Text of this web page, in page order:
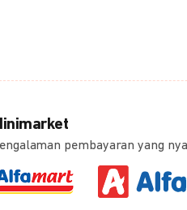
pembayaran yang